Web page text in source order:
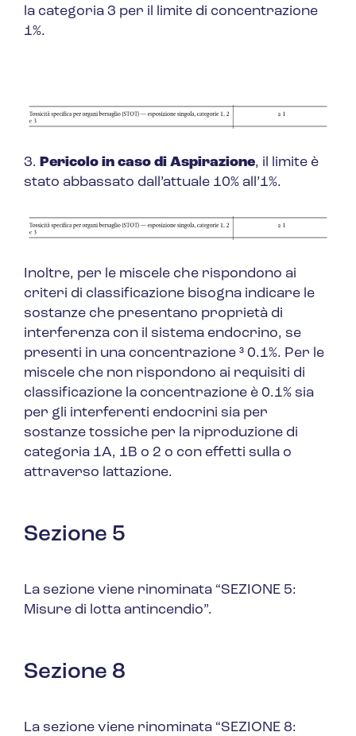
la categoria 3 per il limite di concentrazione
1%.
3. Pericolo in caso di Aspirazione, il limite è
stato abbassato dall’attuale 10% all’1%.
Inoltre, per le miscele che rispondono ai
criteri di classificazione bisogna indicare le
sostanze che presentano proprietà di
interferenza con il sistema endocrino, se
presenti in una concentrazione ³ 0.1%. Per le
miscele che non rispondono ai requisiti di
classificazione la concentrazione è 0.1% sia
per gli interferenti endocrini sia per
sostanze tossiche per la riproduzione di
categoria 1A, 1B o 2 o con effetti sulla o
attraverso lattazione.
Sezione 5
La sezione viene rinominata “SEZIONE 5:
Misure di lotta antincendio”.
Sezione 8
La sezione viene rinominata “SEZIONE 8: